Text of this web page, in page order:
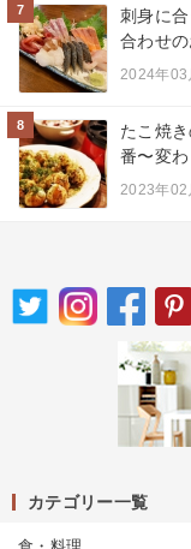
7
刺身に
合わせの
2024年03
8
たこ焼
番〜変
2023年02
カテゴリー一覧